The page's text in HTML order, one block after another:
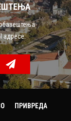
адресе:
ПРИВРЕДА